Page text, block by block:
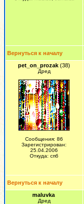
Вернуться к началу
pet_on_prozak (38)
Дред
Сообщения: 86
Зарегистрирован:
25.04.2006
Откуда: спб
Вернуться к началу
maluvka
Дред